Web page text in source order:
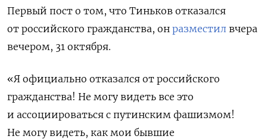
Первый пост о том, что Тиньков отказался
от российского гражданства, он разместил вчера
вечером, 31 октября.
«Я официально отказался от российского
гражданства! Не могу видеть все это
и ассоциироваться с путинским фашизмом!
Не могу видеть, как мои бывшие